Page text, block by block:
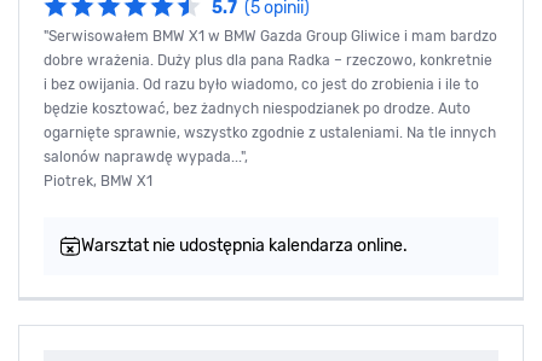
5.7 (5 opinii)
"Serwisowałem BMW X1 w BMW Gazda Group Gliwice i mam bardzo
dobre wrażenia. Duży plus dla pana Radka – rzeczowo, konkretnie
i bez owijania. Od razu było wiadomo, co jest do zrobienia i ile to
będzie kosztować, bez żadnych niespodzianek po drodze. Auto
ogarnięte sprawnie, wszystko zgodnie z ustaleniami. Na tle innych
salonów naprawdę wypada...",
Piotrek, BMW X1
Warsztat nie udostępnia kalendarza online.